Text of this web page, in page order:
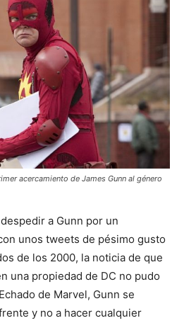
acercamiento de James Gunn al género
a Gunn por un
unos tweets de pésimo gusto
de los 2000, la noticia de que
una propiedad de DC no pudo
de Marvel, Gunn se
y no a hacer cualquier